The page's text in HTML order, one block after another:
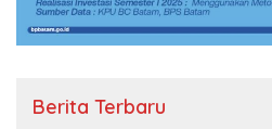
Berita Terbaru